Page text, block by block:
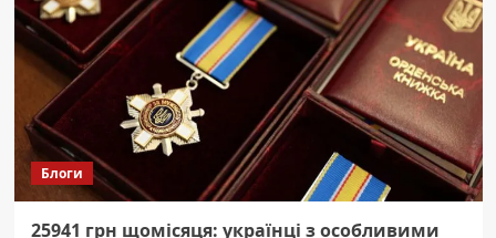
Блоги
25941 грн щомісяця: українці з особливими